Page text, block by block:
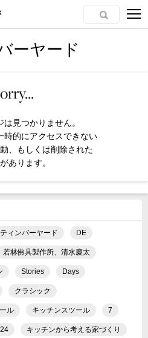
ーヤード
見つかりません。
時的にアクセスできない
、もしくは削除された
あります。
ティンバーヤード DE
若林佛具製作所、清水慶太
Stories Days
クラシック
ル キッチンスツール 7
キッチンから考える家づくり